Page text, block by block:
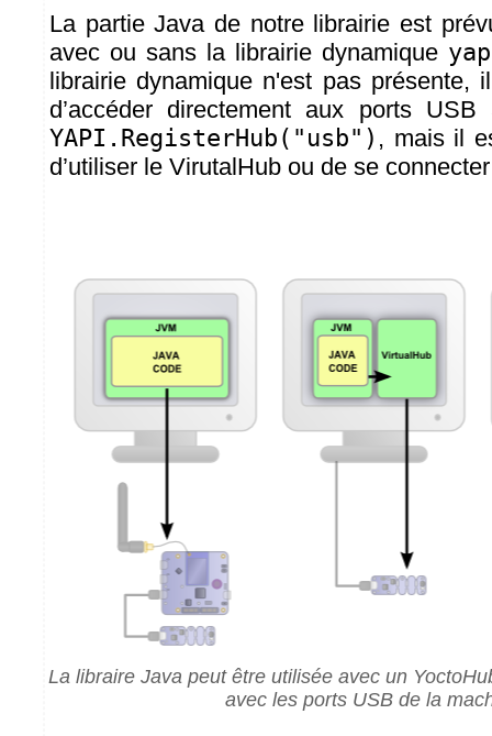
La partie Java de notre librairie est
avec ou sans la librairie dynamique
librairie dynamique n'est pas présente,
d’accéder directement aux ports
YAPI.RegisterHub("usb") , mais il
d’utiliser le VirutalHub ou de se
La libraire Java peut être utilisée avec un
avec les ports USB de la